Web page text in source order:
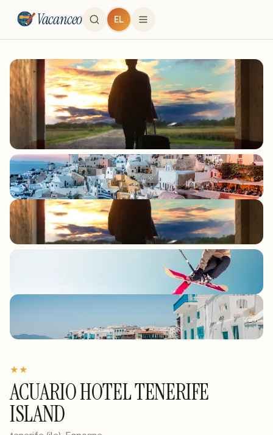
Vacanceo EL
★★
ACUARIO HOTEL TENERIFE
ISLAND